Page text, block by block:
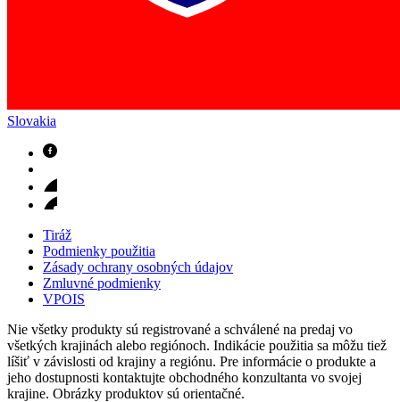
Slovakia
Tiráž
Podmienky použitia
Zásady ochrany osobných údajov
Zmluvné podmienky
VPOIS
Nie všetky produkty sú registrované a schválené na predaj vo
všetkých krajinách alebo regiónoch. Indikácie použitia sa môžu tiež
líšiť v závislosti od krajiny a regiónu. Pre informácie o produkte a
jeho dostupnosti kontaktujte obchodného konzultanta vo svojej
krajine. Obrázky produktov sú orientačné.